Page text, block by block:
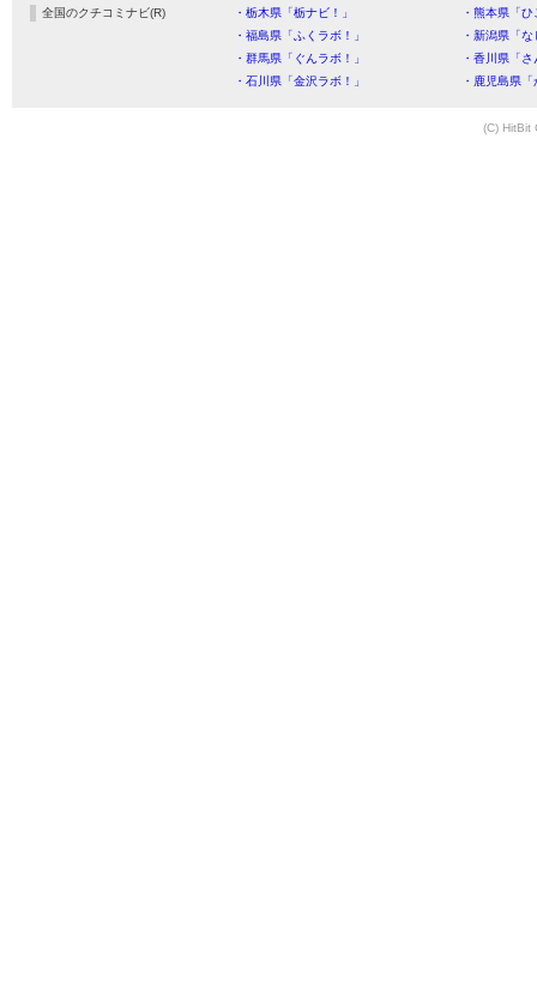
全国のクチコミナビ(R) ・栃木県「栃ナビ！」
・熊本県「
・福島県「ふくラボ！」
・新潟県「
・群馬県「ぐんラボ！」
・香川県「
・石川県「金沢ラボ！」
・鹿児島県
(C) HitBit